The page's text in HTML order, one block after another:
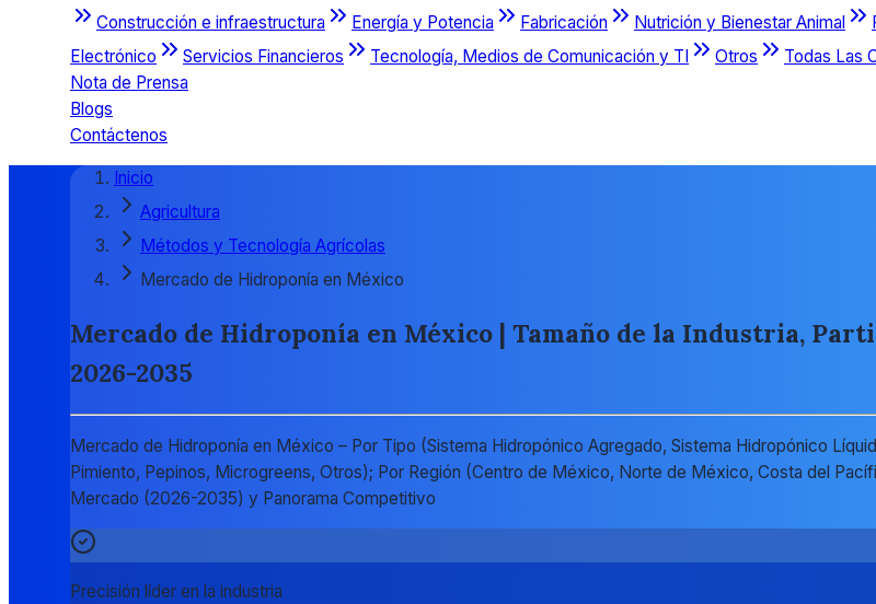
Construcción e infraestructura
Energía y Potencia Fabricación Nutrición y Bienestar Animal
Electrónico
Servicios Financieros Tecnología, Medios de Comunicación y TI Otros
Todas Las
Nota de Prensa
Blogs
Contáctenos
Inicio
Agricultura
Métodos y Tecnología Agrícolas
Mercado de Hidroponía en México
Mercado de Hidroponía en México | Tamaño de la Industria,
2026-2035
Mercado de Hidroponía en México – Por Tipo (Sistema Hidropónico Agregado, Sistema Hidropónico
Pimiento, Pepinos, Microgreens, Otros); Por Región (Centro de México, Norte de México, Costa del
Mercado (2026-2035) y Panorama Competitivo
Precisión líder en la industria